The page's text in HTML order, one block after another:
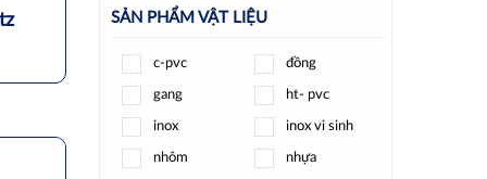
wonil
yongchuang yoshitake
zenner
SẢN PHẨM VẬT LIỆU
c-pvc đồng
gang ht- pvc
inox inox vi sinh
nhôm nhựa